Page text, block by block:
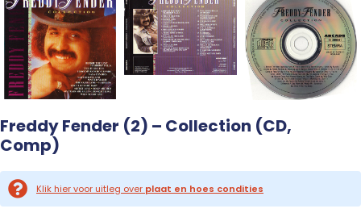
Freddy Fender (2) – Collection (CD,
Comp)
Klik hier voor uitleg over plaat en hoes condities